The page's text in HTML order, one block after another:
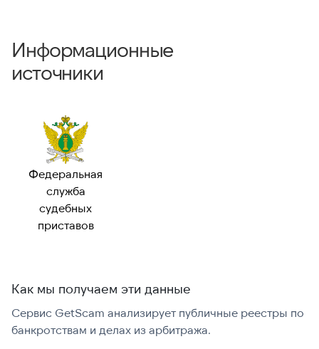
Информационные
источники
Федеральная
служба
судебных
приставов
Как мы получаем эти данные
Сервис GetScam анализирует публичные реестры по
банкротствам и делах из арбитража.